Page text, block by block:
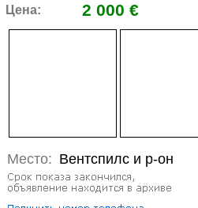
Цена: 2 000 €
Место: Вентспилс и р-он